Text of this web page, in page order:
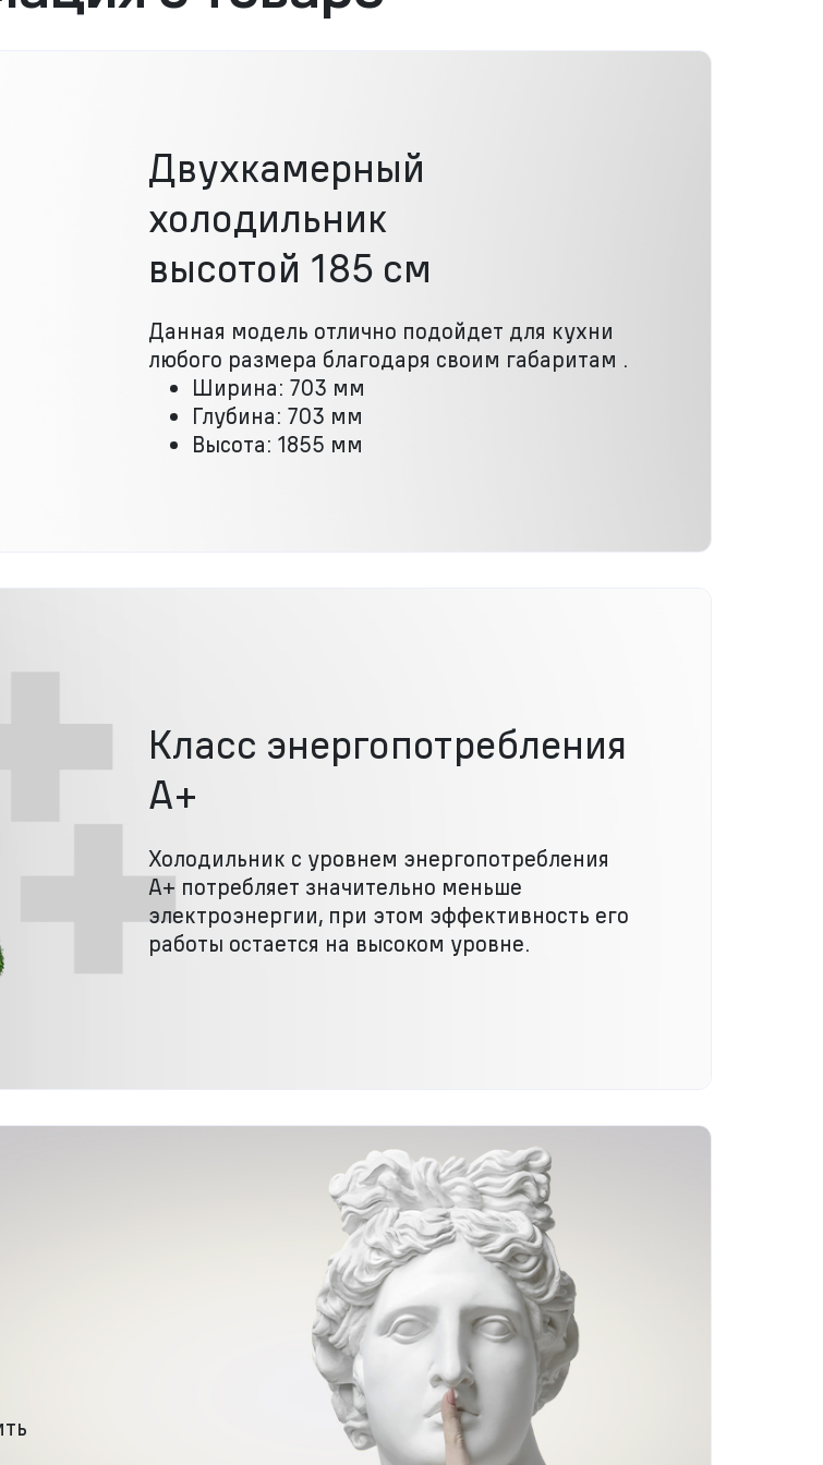
Двухкамерный
холодильник
высотой 185 см
Данная модель отлично подойдет для кухни
любого размера благодаря своим габаритам .
Ширина: 703 мм
Глубина: 703 мм
Высота: 1855 мм
Класс энергопотребления
A+
Холодильник с уровнем энергопотребления
А+ потребляет значительно меньше
электроэнергии, при этом эффективность его
работы остается на высоком уровне.